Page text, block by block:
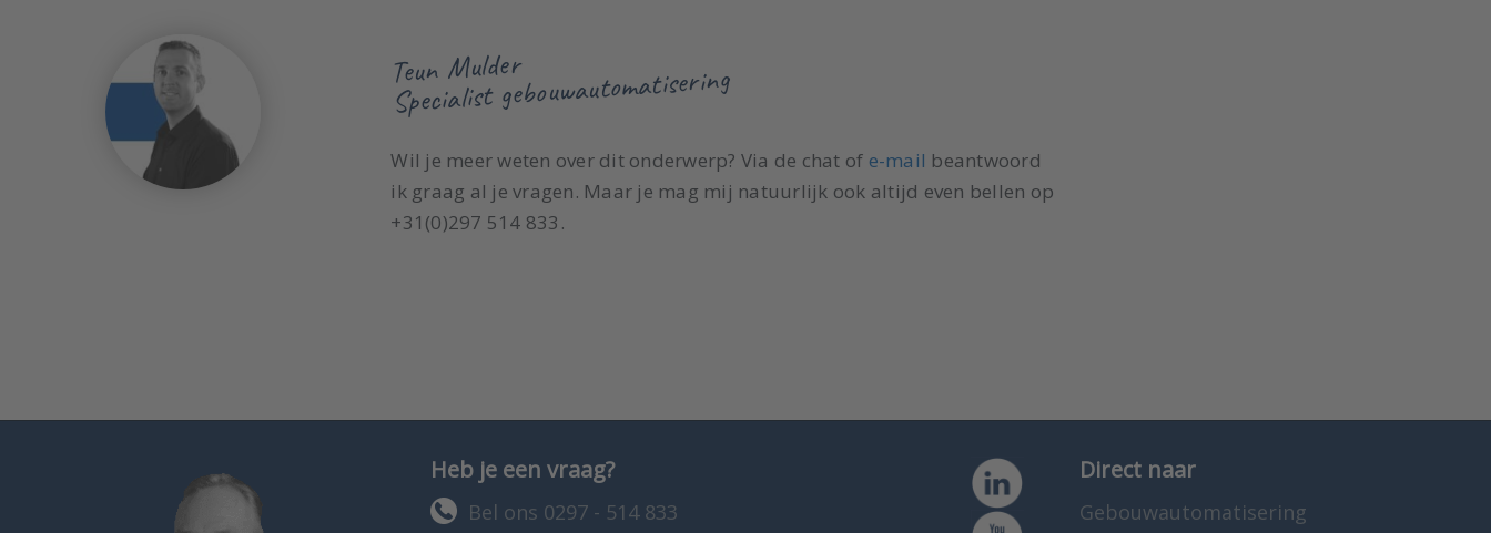
Teun Mulder
Specialist gebouwautomatisering
Wil je meer weten over dit onderwerp? Via de chat of e-mail beantwoord
ik graag al je vragen. Maar je mag mij natuurlijk ook altijd even bellen op
+31(0)297 514 833.
Heb je een vraag?
Bel ons 0297 - 514 833
Direct naar
Gebouwautomatisering